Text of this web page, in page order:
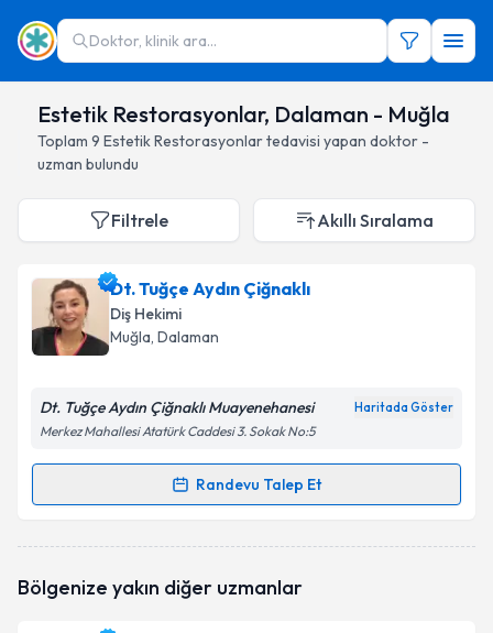
Doktor, klinik ara...
Estetik Restorasyonlar, Dalaman - Muğla
Toplam 9 Estetik Restorasyonlartedavisi yapan doktor -
uzman bulundu
Filtrele Akıllı Sıralama
Dt. Tuğçe Aydın Çiğnaklı
Diş Hekimi
Muğla, Dalaman
Dt. Tuğçe Aydın Çiğnaklı Muayenehanesi Haritada Göster
Merkez Mahallesi Atatürk Caddesi 3. Sokak No:5
Randevu Talep Et
Randevu Takvimi Talebi
oluşturun. Size bu uzmandan randevu almanız için bir
Bölgenize yakın diğer uzmanlar